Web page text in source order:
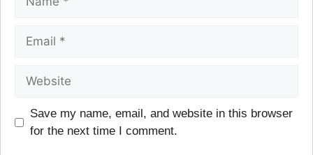
Save my name, email, and website in this browser
for the next time I comment.